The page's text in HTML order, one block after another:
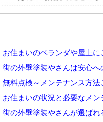
お住まいのベランダや屋上
街の外壁塗装やさんは安心
無料点検～メンテナンス方
お住まいの状況と必要なメ
街の外壁塗装やさんが選ば